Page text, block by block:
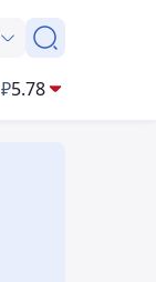
₽5.78